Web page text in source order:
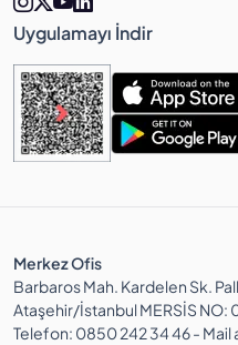
Uygulamayı İndir
Merkez Ofis
Barbaros Mah. Kardelen Sk.
Ataşehir/İstanbul MERSİS
Telefon: 0850 242 34 46 -